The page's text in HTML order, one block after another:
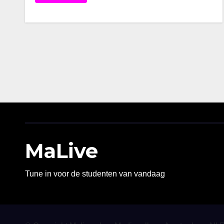
MaLive
Tune in voor de studenten van vandaag